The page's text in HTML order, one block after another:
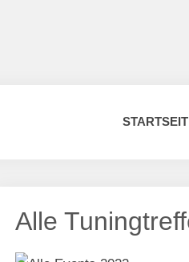
Alle